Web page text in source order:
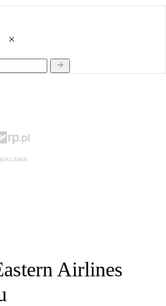
Airlines